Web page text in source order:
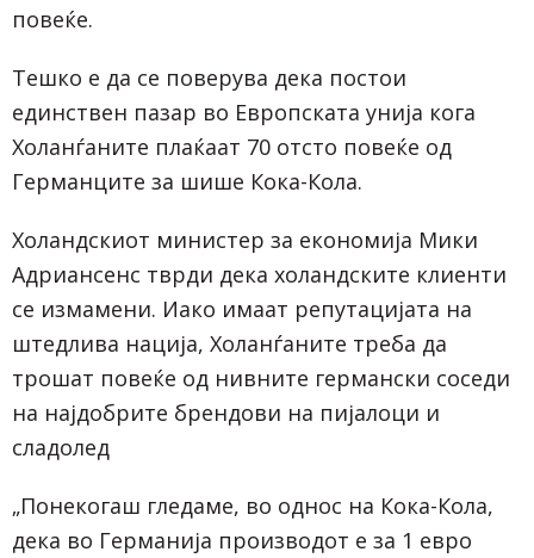
повеќе.
Тешко е да се поверува дека постои
единствен пазар во Европската унија кога
Холанѓаните плаќаат 70 отсто повеќе од
Германците за шише Кока-Кола.
Холандскиот министер за економија Мики
Адриансенс тврди дека холандските клиенти
се измамени. Иако имаат репутацијата на
штедлива нација, Холанѓаните треба да
трошат повеќе од нивните германски соседи
на најдобрите брендови на пијалоци и
сладолед
„Понекогаш гледаме, во однос на Кока-Кола,
дека во Германија производот е за 1 евро